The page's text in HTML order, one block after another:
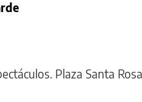
Plaza Santa